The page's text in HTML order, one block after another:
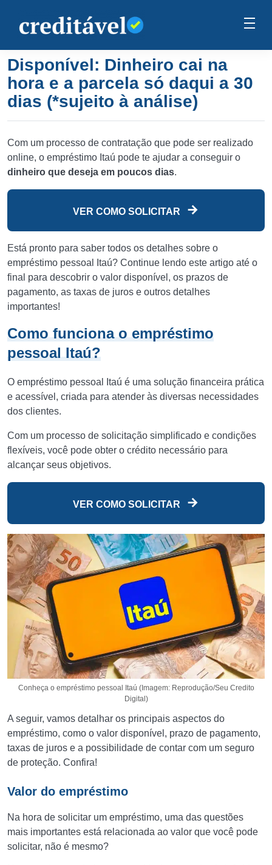
Disponível: Dinheiro cai na
hora e a parcela só daqui a 30
dias (*sujeito à análise)
Com um processo de contratação que pode ser realizado
online, o empréstimo Itaú pode te ajudar a conseguir o
dinheiro que deseja em poucos dias.
VER COMO SOLICITAR
Está pronto para saber todos os detalhes sobre o
empréstimo pessoal Itaú? Continue lendo este artigo até o
final para descobrir o valor disponível, os prazos de
pagamento, as taxas de juros e outros detalhes
importantes!
Como funciona o empréstimo
pessoal Itaú?
O empréstimo pessoal Itaú é uma solução financeira prática
e acessível, criada para atender às diversas necessidades
dos clientes.
Com um processo de solicitação simplificado e condições
flexíveis, você pode obter o crédito necessário para
alcançar seus objetivos.
VER COMO SOLICITAR
Conheça o empréstimo pessoal Itaú (Imagem: Reprodução/Seu Credito
Digital)
A seguir, vamos detalhar os principais aspectos do
empréstimo, como o valor disponível, prazo de pagamento,
taxas de juros e a possibilidade de contar com um seguro
de proteção. Confira!
Valor do empréstimo
Na hora de solicitar um empréstimo, uma das questões
mais importantes está relacionada ao valor que você pode
solicitar, não é mesmo?